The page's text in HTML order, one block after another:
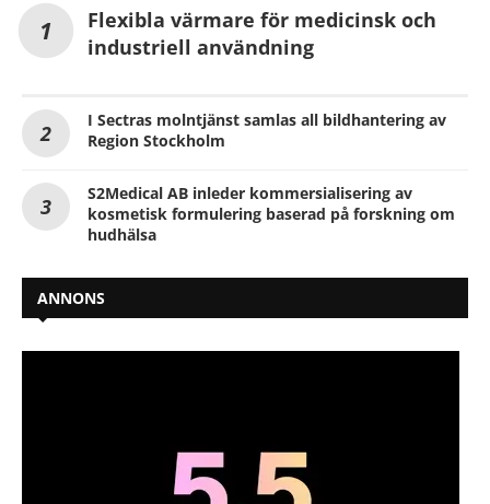
Flexibla värmare för medicinsk och
industriell användning
I Sectras molntjänst samlas all bildhantering av
Region Stockholm
S2Medical AB inleder kommersialisering av
kosmetisk formulering baserad på forskning om
hudhälsa
ANNONS